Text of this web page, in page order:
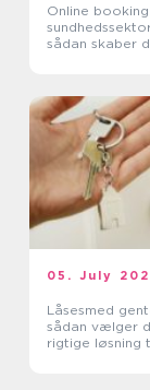
Online
sådan skaber
05. July
Låsesmed
sådan vælger
rigtige løsning